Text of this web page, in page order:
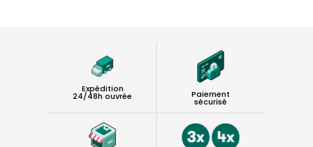
Expédition
24/48h ouvrée Paiement
sécurisé